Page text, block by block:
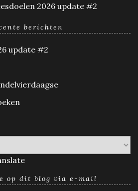
2026 update #2
berichten
update #2
op dit blog via e-mail